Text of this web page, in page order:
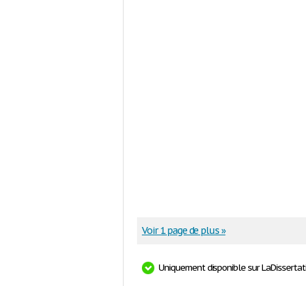
Voir 1 page de plus »
Uniquement disponible sur